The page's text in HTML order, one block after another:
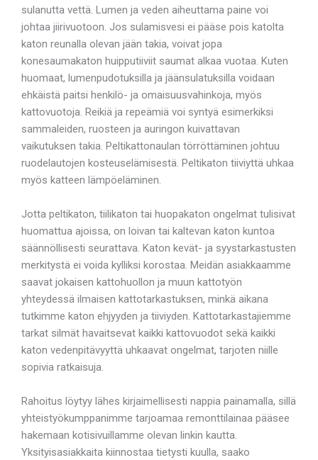
sulanutta vettä. Lumen ja veden aiheuttama paine voi
johtaa jiirivuotoon. Jos sulamisvesi ei pääse pois katolta
katon reunalla olevan jään takia, voivat jopa
konesaumakaton huipputiiviit saumat alkaa vuotaa. Kuten
huomaat, lumenpudotuksilla ja jäänsulatuksilla voidaan
ehkäistä paitsi henkilö- ja omaisuusvahinkoja, myös
kattovuotoja. Reikiä ja repeämiä voi syntyä esimerkiksi
sammaleiden, ruosteen ja auringon kuivattavan
vaikutuksen takia. Peltikattonaulan törröttäminen johtuu
ruodelautojen kosteuselämisestä. Peltikaton tiiviyttä uhkaa
myös katteen lämpöeläminen.
Jotta peltikaton, tiilikaton tai huopakaton ongelmat tulisivat
huomattua ajoissa, on loivan tai kaltevan katon kuntoa
säännöllisesti seurattava. Katon kevät- ja syystarkastusten
merkitystä ei voida kylliksi korostaa. Meidän asiakkaamme
saavat jokaisen kattohuollon ja muun kattotyön
yhteydessä ilmaisen kattotarkastuksen, minkä aikana
tutkimme katon ehjyyden ja tiiviyden. Kattotarkastajiemme
tarkat silmät havaitsevat kaikki kattovuodot sekä kaikki
katon vedenpitävyyttä uhkaavat ongelmat, tarjoten niille
sopivia ratkaisuja.
Rahoitus löytyy lähes kirjaimellisesti nappia painamalla, sillä
yhteistyökumppanimme tarjoamaa remonttilainaa pääsee
hakemaan kotisivuillamme olevan linkin kautta.
Yksityisasiakkaita kiinnostaa tietysti kuulla, saako